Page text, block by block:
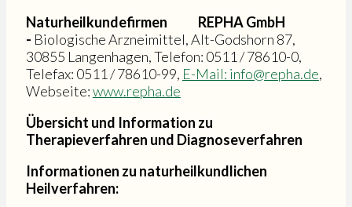
Naturheilkundefirmen REPHA GmbH
- Biologische Arzneimittel, Alt-Godshorn 87,
30855 Langenhagen, Telefon: 0511 / 78610-0,
Telefax: 0511 / 78610-99, E-Mail: info@repha.de,
Webseite:www.repha.de
Übersicht und Information zu
Therapieverfahren und Diagnoseverfahren
Informationen zu naturheilkundlichen
Heilverfahren: